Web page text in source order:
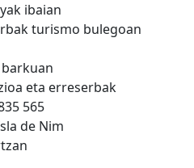
ibaian
turismo bulegoan
eta erreserbak
565
de Nim